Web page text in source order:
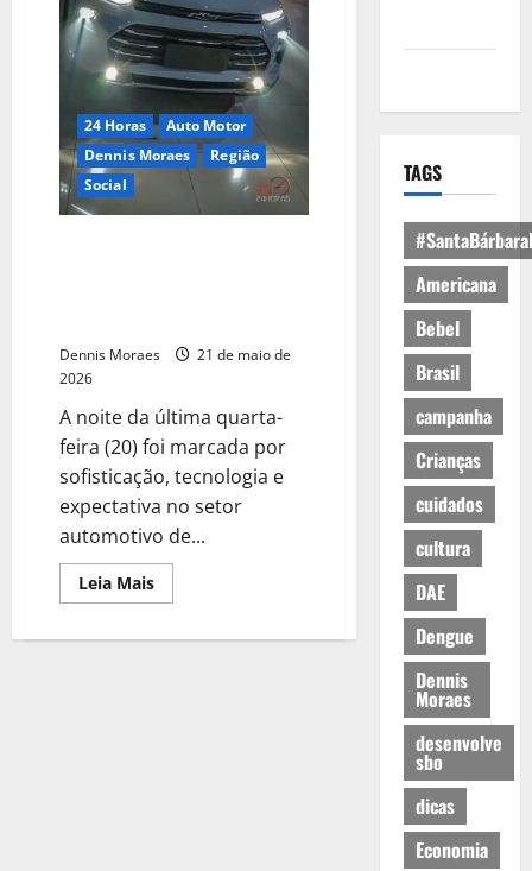
24 Horas
Auto Motor
Dennis Moraes
Região
Social
Dennis Moraes
21 de maio de
2026
A noite da última quarta-
feira (20) foi marcada por
sofisticação, tecnologia e
expectativa no setor
automotivo de...
Leia Mais
TAGS
Americana
Bebel
Brasil
campanha
Crianças
cuidados
cultura
DAE
Dengue
Dennis
Moraes
desenvolve
sbo
dicas
Economia